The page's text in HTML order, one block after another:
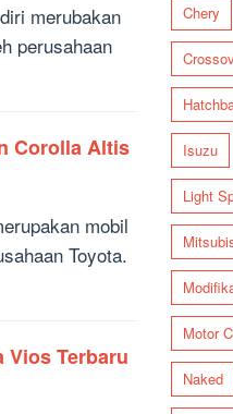
merubakan
perusahaan
Corolla Altis
mobil
Toyota.
Vios Terbaru
Chery
Isuzu
Light
Motor
Naked